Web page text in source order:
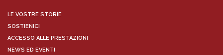
LE VOSTRE STORIE
SOSTIENICI
ACCESSO ALLE PRESTAZIONI
NEWS ED EVENTI